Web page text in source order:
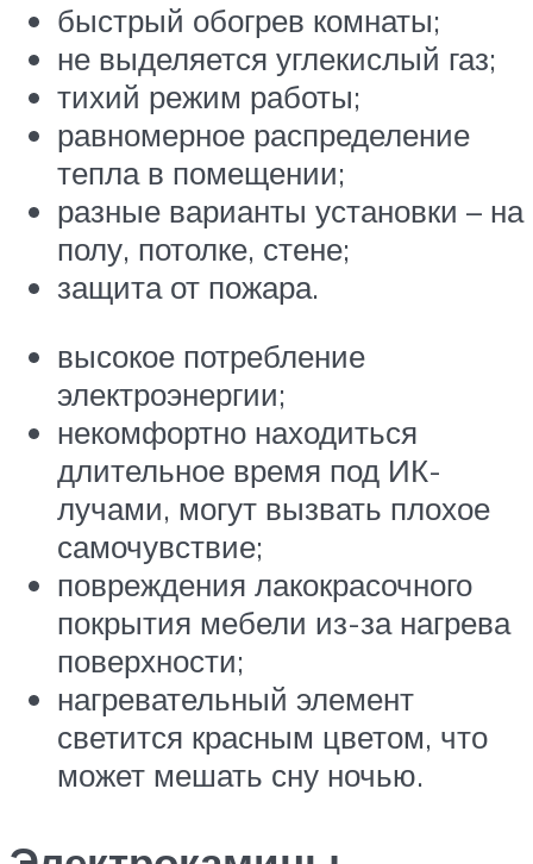
быстрый обогрев комнаты;
не выделяется углекислый газ;
тихий режим работы;
равномерное распределение
тепла в помещении;
разные варианты установки – на
полу, потолке, стене;
защита от пожара.
высокое потребление
электроэнергии;
некомфортно находиться
длительное время под ИК-
лучами, могут вызвать плохое
самочувствие;
повреждения лакокрасочного
покрытия мебели из-за нагрева
поверхности;
нагревательный элемент
светится красным цветом, что
может мешать сну ночью.